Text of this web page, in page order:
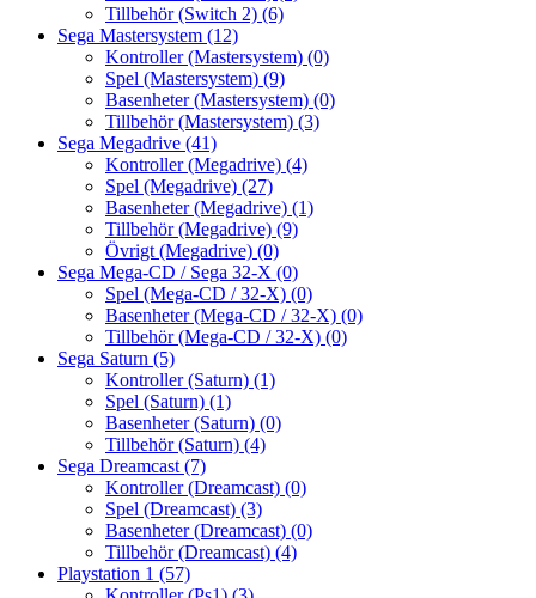
Tillbehör (Switch 2) (6)
Sega Mastersystem (12)
Kontroller (Mastersystem) (0)
Spel (Mastersystem) (9)
Basenheter (Mastersystem) (0)
Tillbehör (Mastersystem) (3)
Sega Megadrive (41)
Kontroller (Megadrive) (4)
Spel (Megadrive) (27)
Basenheter (Megadrive) (1)
Tillbehör (Megadrive) (9)
Övrigt (Megadrive) (0)
Sega Mega-CD / Sega 32-X (0)
Spel (Mega-CD / 32-X) (0)
Basenheter (Mega-CD / 32-X) (0)
Tillbehör (Mega-CD / 32-X) (0)
Sega Saturn (5)
Kontroller (Saturn) (1)
Spel (Saturn) (1)
Basenheter (Saturn) (0)
Tillbehör (Saturn) (4)
Sega Dreamcast (7)
Kontroller (Dreamcast) (0)
Spel (Dreamcast) (3)
Basenheter (Dreamcast) (0)
Tillbehör (Dreamcast) (4)
Playstation 1 (57)